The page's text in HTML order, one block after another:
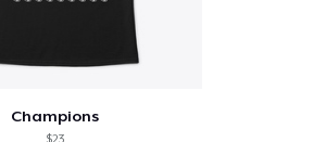
Champions